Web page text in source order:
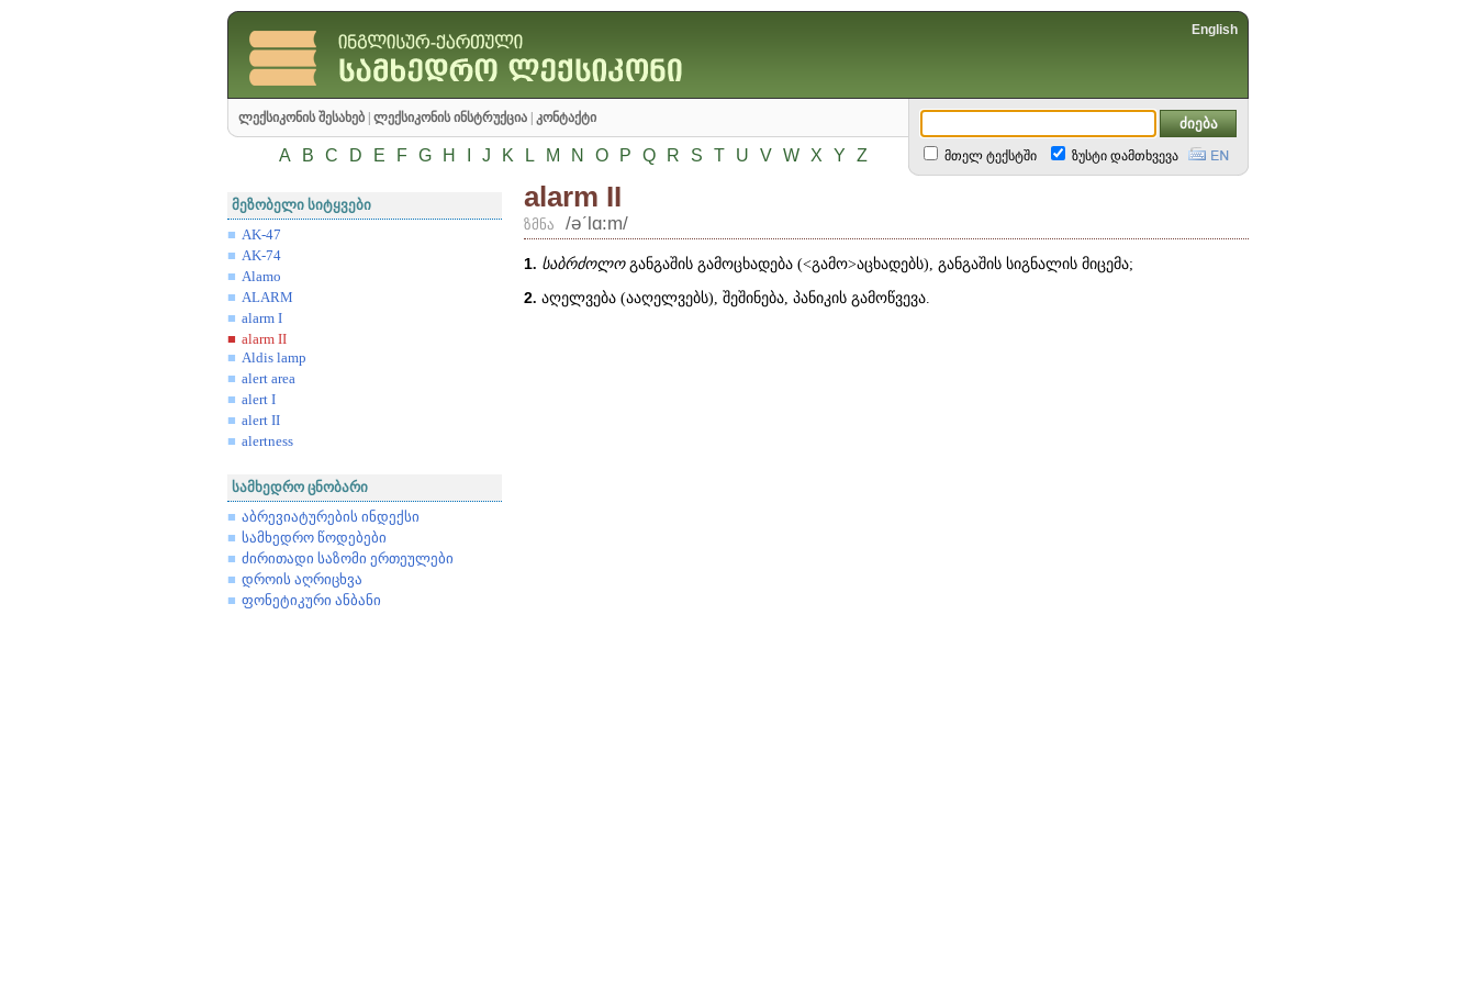
English
ლექსიკონის შესახებ ლექსიკონის ინსტრუქცია კონტაქტი
A B C D E F G H J K L M N O P Q R S T U V W X Y Z მთელ ტექსტში ზუსტი დამთხვევა
მეზობელი სიტყვები
AK-47
AK-74
Alamo
ALARM
alarm I
alarm II
Aldis lamp
alert area
alert I
alert II
alertness
სამხედრო ცნობარი
აბრევიატურების ინდექსი
სამხედრო წოდებები
ძირითადი საზომი ერთეულები
დროის აღრიცხვა
ფონეტიკური ანბანი
alarm II
ზმნა /əʹlɑ:m/
1. საბრძოლოგანგაშის გამოცხადება (˂გამო˃აცხადებს), განგაშის სიგნალის მიცემა;
2. აღელვება (ააღელვებს), შეშინება, პანიკის გამოწვევა.